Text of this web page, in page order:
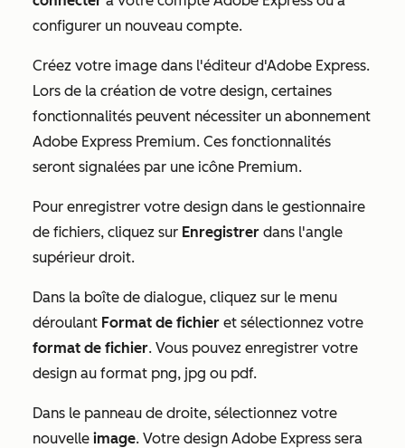
configurer un nouveau compte.
Créez votre image dans l'éditeur d'Adobe Express.
Lors de la création de votre design, certaines
fonctionnalités peuvent nécessiter un abonnement
Adobe Express Premium. Ces fonctionnalités
seront signalées par une icône Premium.
Pour enregistrer votre design dans le gestionnaire
de fichiers, cliquez sur Enregistrer dans l'angle
supérieur droit.
Dans la boîte de dialogue, cliquez sur le menu
déroulant Format de fichier et sélectionnez votre
format de fichier. Vous pouvez enregistrer votre
design au format png, jpg ou pdf.
Dans le panneau de droite, sélectionnez votre
nouvelle image. Votre design Adobe Express sera